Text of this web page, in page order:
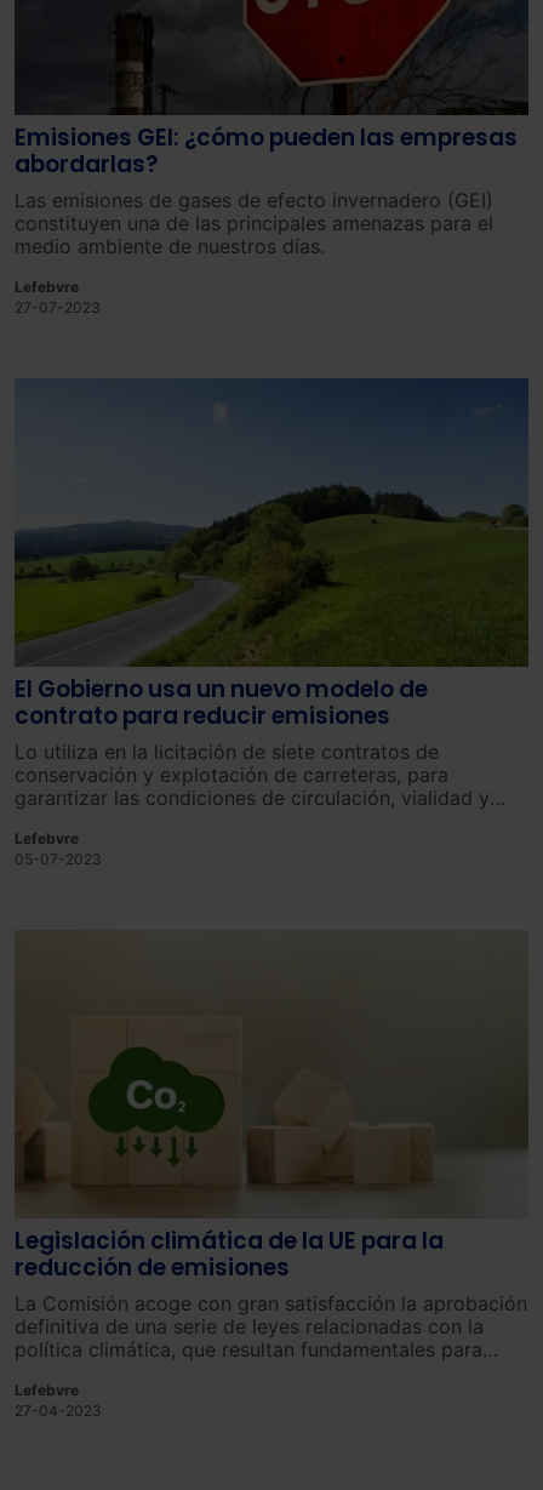
Saber más acerca de las cookies
Emisiones GEI: ¿cómo pueden las empresas
abordarlas?
Las emisiones de gases de efecto invernadero (GEI)
constituyen una de las principales amenazas para el
medio ambiente de nuestros días.
Lefebvre
27-07-2023
El Gobierno usa un nuevo modelo de
contrato para reducir emisiones
Lo utiliza en la licitación de siete contratos de
conservación y explotación de carreteras, para
garantizar las condiciones de circulación, vialidad y
Lefebvre
05-07-2023
Legislación climática de la UE para la
reducción de emisiones
La Comisión acoge con gran satisfacción la aprobación
definitiva de una serie de leyes relacionadas con la
política climática, que resultan fundamentales para
2050.
Lefebvre
27-04-2023